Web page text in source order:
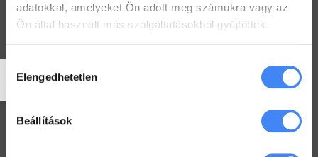
adatokkal, amelyeket Ön adott meg számukra vagy az
Ön által használt más szolgáltatásokból gyűjtöttek.
Hozzájárulás
kiválasztása
Elengedhetetlen
Beállítások
Workspace praktikák
2022. július 26.